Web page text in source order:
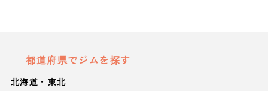
都道府県でジムを探す
北海道・東北